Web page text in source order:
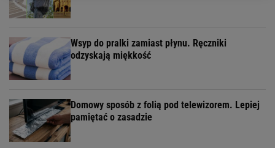
Wsyp do pralki zamiast płynu. Ręczniki
odzyskają miękkość
Domowy sposób z folią pod telewizorem. Lepiej
pamiętać o zasadzie